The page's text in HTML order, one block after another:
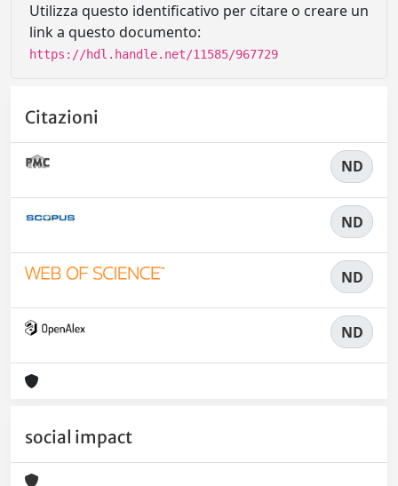
Utilizza questo identificativo per citare o creare un
link a questo documento:
https://hdl.handle.net/11585/967729
Citazioni
ND
ND
ND
ND
social impact